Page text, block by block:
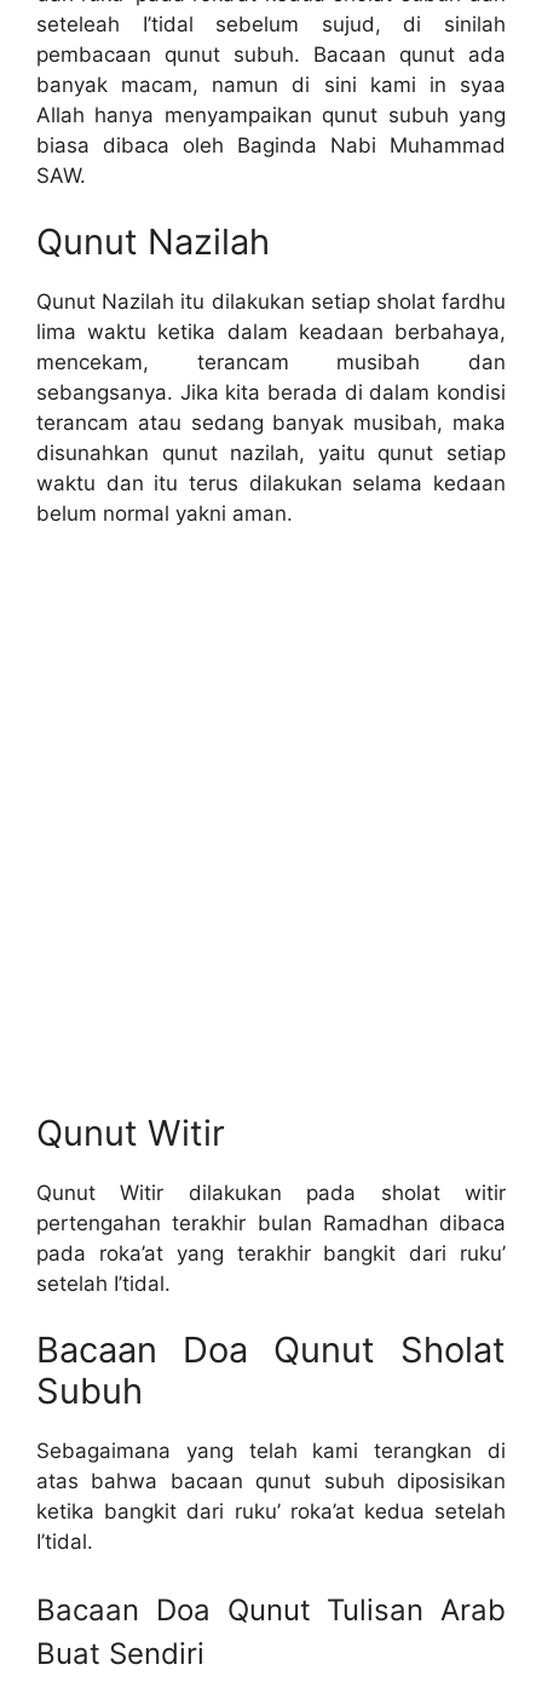
seteleah I’tidal sebelum sujud, di sinilah
pembacaan qunut subuh. Bacaan qunut ada
banyak macam, namun di sini kami in syaa
Allah hanya menyampaikan qunut subuh yang
biasa dibaca oleh Baginda Nabi Muhammad
SAW.
Qunut Nazilah
Qunut Nazilah itu dilakukan setiap sholat fardhu
lima waktu ketika dalam keadaan berbahaya,
mencekam, terancam musibah dan
sebangsanya. Jika kita berada di dalam kondisi
terancam atau sedang banyak musibah, maka
disunahkan qunut nazilah, yaitu qunut setiap
waktu dan itu terus dilakukan selama kedaan
belum normal yakni aman.
Qunut Witir
Qunut Witir dilakukan pada sholat witir
pertengahan terakhir bulan Ramadhan dibaca
pada roka’at yang terakhir bangkit dari ruku’
setelah I’tidal.
Bacaan Doa Qunut Sholat
Subuh
Sebagaimana yang telah kami terangkan di
atas bahwa bacaan qunut subuh diposisikan
ketika bangkit dari ruku’ roka’at kedua setelah
I’tidal.
Bacaan Doa Qunut Tulisan Arab
Buat Sendiri